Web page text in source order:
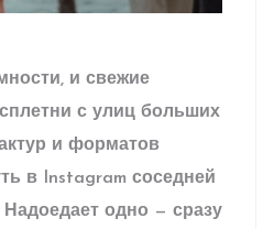
и свежие
с улиц больших
и форматов
в Instagram соседней
Надоедает одно — сразу